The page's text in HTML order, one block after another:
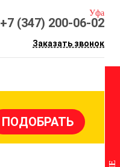
Уфа
+7 (347) 200-06-02
Заказать звонок